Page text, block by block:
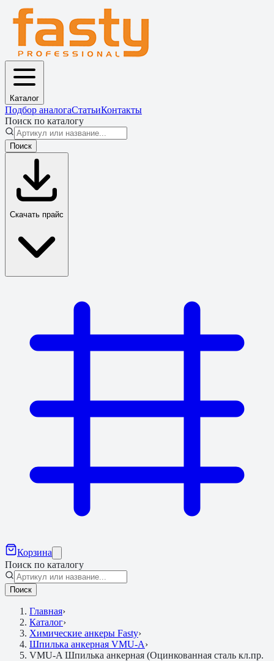
Каталог
Подбор аналогаСтатьиКонтакты
Поиск по каталогу
Поиск
Скачать прайс
Корзина
Поиск по каталогу
Поиск
Главная›
Каталог›
Химические анкеры Fasty›
Шпилька анкерная VMU-A›
VMU-A Шпилька анкерная (Оцинкованная сталь кл.пр.